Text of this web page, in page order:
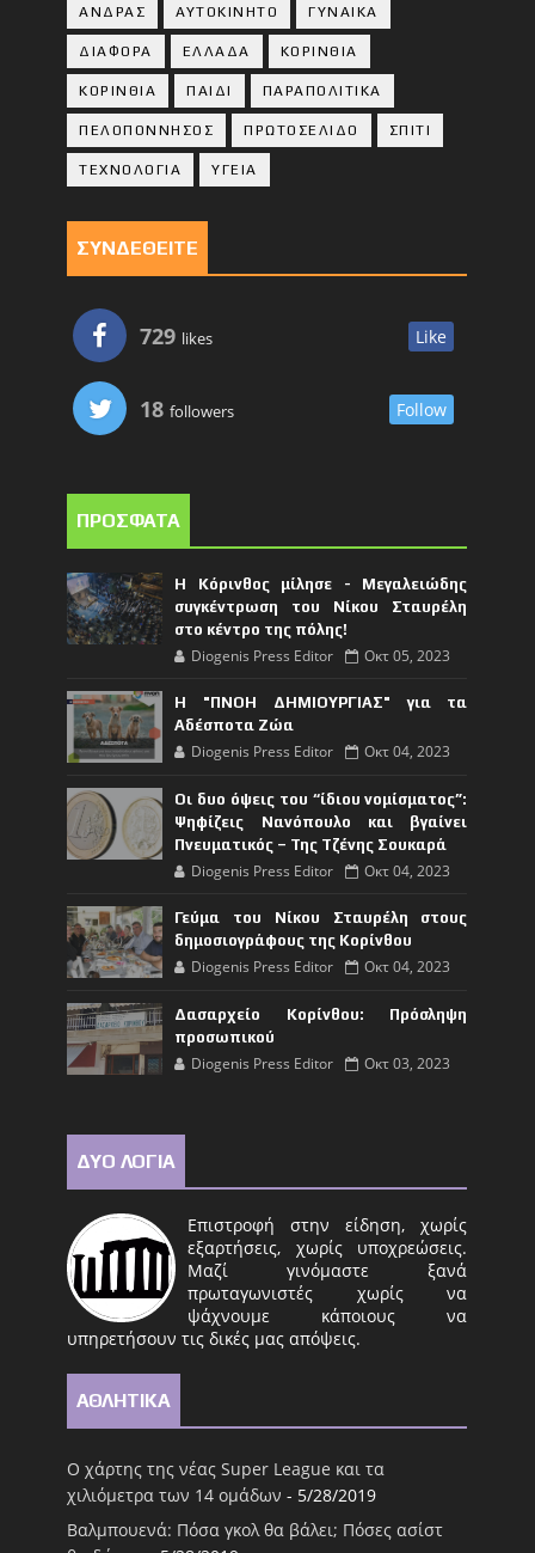
ΑΝΔΡΑΣ ΑΥΤΟΚΙΝΗΤΟ ΓΥΝΑΙΚΑ
ΔΙΑΦΟΡΑ ΕΛΛΑΔΑ ΚΟΡΙΝΘΙΑ
ΚΟΡΙΝΘΙA ΠΑΙΔΙ ΠΑΡΑΠΟΛΙΤΙΚΑ
ΠΕΛΟΠΟΝΝΗΣΟΣ ΠΡΩΤΟΣΕΛΙΔΟ ΣΠΙΤΙ
ΤΕΧΝΟΛΟΓΙΑ ΥΓΕΙΑ
ΣΥΝΔΕΘΕΙΤΕ
729 likes Like
18 followers Follow
ΠΡΟΣΦΑΤΑ
Η Κόρινθος μίλησε - Μεγαλειώδης
συγκέντρωση του Νίκου Σταυρέλη
στο κέντρο της πόλης!
Diogenis Press Editor Οκτ 05, 2023
Η "ΠΝΟΗ ΔΗΜΙΟΥΡΓΙΑΣ" για τα
Αδέσποτα Ζώα
Diogenis Press Editor Οκτ 04, 2023
Οι δυο όψεις του “ίδιου νομίσματος”:
Ψηφίζεις Νανόπουλο και βγαίνει
Πνευματικός – Της Τζένης Σουκαρά
Diogenis Press Editor Οκτ 04, 2023
Γεύμα του Νίκου Σταυρέλη στους
δημοσιογράφους της Κορίνθου
Diogenis Press Editor Οκτ 04, 2023
Δασαρχείο Κορίνθου: Πρόσληψη
προσωπικού
Diogenis Press Editor Οκτ 03, 2023
ΔΥΟ ΛΟΓΙΑ
Επιστροφή στην είδηση, χωρίς
εξαρτήσεις, χωρίς υποχρεώσεις.
Μαζί γινόμαστε ξανά
πρωταγωνιστές χωρίς να
ψάχνουμε κάποιους να
υπηρετήσουν τις δικές μας απόψεις.
ΑΘΛΗΤΙΚΑ
Ο χάρτης της νέας Super League και τα
χιλιόμετρα των 14 ομάδων - 5/28/2019
Βαλμπουενά: Πόσα γκολ θα βάλει; Πόσες ασίστ